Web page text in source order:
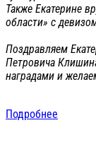
Также Екатерине
области» с
Поздравляем
Петровича
наградами и
Подробнее